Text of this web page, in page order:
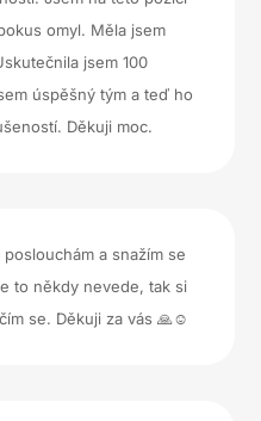
omyl. Měla jsem
jsem 100
úspěšný tým a teď ho
Děkuji moc.
a snažím se
to někdy nevede, tak si
se. Děkuji za vás 🙏☺️